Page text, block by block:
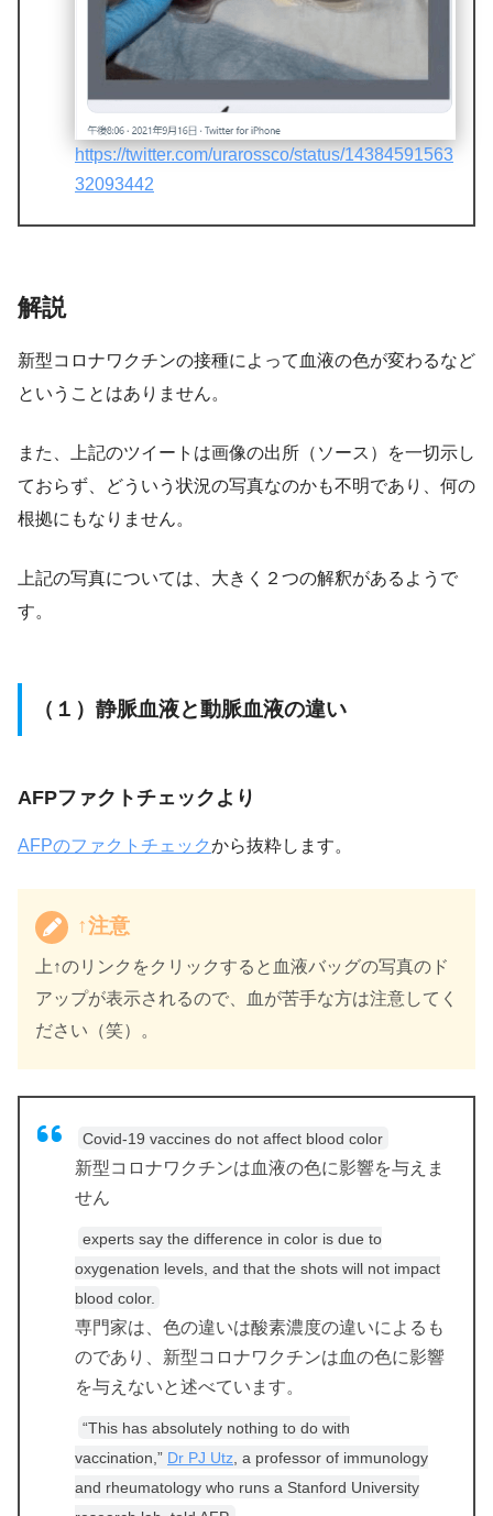
https://twitter.com/urarossco/status/14384591563
32093442
解説
新型コロナワクチンの接種によって血液の色が変わるなど
ということはありません。
また、上記のツイートは画像の出所（ソース）を一切示し
ておらず、どういう状況の写真なのかも不明であり、何の
根拠にもなりません。
上記の写真については、大きく２つの解釈があるようで
す。
（１）静脈血液と動脈血液の違い
AFPファクトチェックより
AFPのファクトチェックから抜粋します。
↑注意
上↑のリンクをクリックすると血液バッグの写真のド
アップが表示されるので、血が苦手な方は注意してく
ださい（笑）。
Covid-19 vaccines do not affect blood color
新型コロナワクチンは血液の色に影響を与えま
せん
experts say the difference in color is due to
oxygenation levels, and that the shots will not impact
blood color.
専門家は、色の違いは酸素濃度の違いによるも
のであり、新型コロナワクチンは血の色に影響
を与えないと述べています。
“This has absolutely nothing to do with
vaccination,” Dr PJ Utz , a professor of immunology
and rheumatology who runs a Stanford University